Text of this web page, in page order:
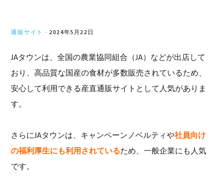
通販サイト · 2024年5月22日
JAタウンは、全国の農業協同組合（JA）などが出店して
おり、高品質な国産の食材が多数販売されているため、
安心して利用できる産直通販サイトとして人気がありま
す。
さらにJAタウンは、キャンペーンノベルティや社員向け
の福利厚生にも利用されているため、一般企業にも人気
です。